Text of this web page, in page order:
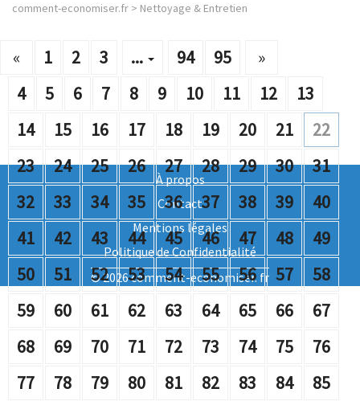
comment-economiser.fr > Nettoyage & Entretien
« 1 2 3
...
4
5 6 7 8 9 10 11 12
13
14
15 16 17 18 19 20 21
22
23
24 25 26 27 28 29 30
31
32
33 34 35 36 37 38 39
40
41
42 43 44 45 46 47 48
49
50
51 52 53 54 55 56 57
58
59
60 61 62 63 64 65 66
67
68
69 70 71 72 73 74 75
76
77
78 79 80 81 82 83 84 85
94 95 »
À propos
Contact
Mentions légales
Politique de Confidentialité
© 2026 comment-economiser. fr